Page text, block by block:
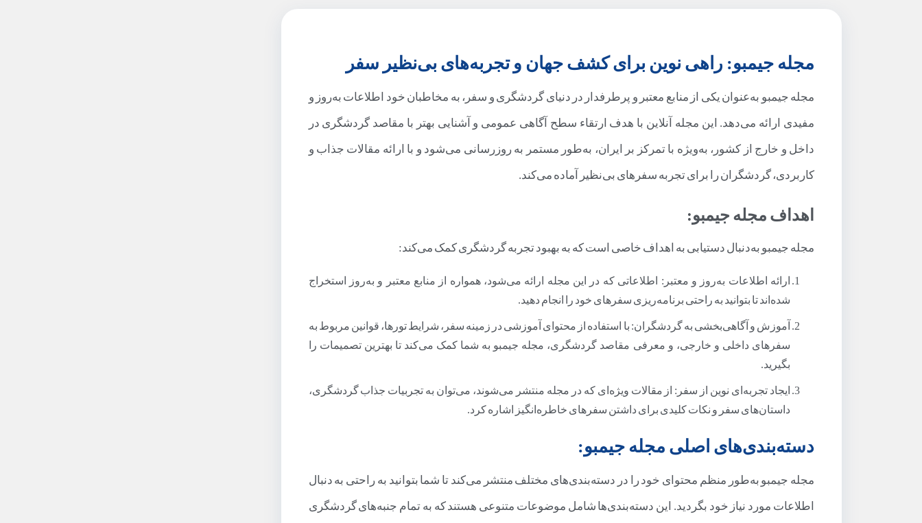
مجله جیمبو: راهی نوین برای کشف جهان و تجربه‌های بی‌نظیر سفر
مجله جیمبو به‌عنوان یکی از منابع معتبر و پرطرفدار در دنیای گردشگری و سفر، به مخاطبان خود اطلاعات به‌روز و
مفیدی ارائه می‌دهد. این مجله آنلاین با هدف ارتقاء سطح آگاهی عمومی و آشنایی بهتر با مقاصد گردشگری در
داخل و خارج از کشور، به‌ویژه با تمرکز بر ایران، به‌طور مستمر به روزرسانی می‌شود و با ارائه مقالات جذاب و
کاربردی، گردشگران را برای تجربه سفرهای بی‌نظیر آماده می‌کند.
اهداف مجله جیمبو:
مجله جیمبو به‌دنبال دستیابی به اهداف خاصی است که به بهبود تجربه گردشگری کمک می‌کند:
ارائه اطلاعات به‌روز و معتبر: اطلاعاتی که در این مجله ارائه می‌شود، همواره از منابع معتبر و به‌روز استخراج
شده‌اند تا بتوانید به راحتی برنامه‌ریزی سفرهای خود را انجام دهید.
آموزش و آگاهی‌بخشی به گردشگران: با استفاده از محتوای آموزشی در زمینه سفر، شرایط تورها، قوانین مربوط به
سفرهای داخلی و خارجی، و معرفی مقاصد گردشگری، مجله جیمبو به شما کمک می‌کند تا بهترین تصمیمات را
بگیرید.
ایجاد تجربه‌ای نوین از سفر: از مقالات ویژه‌ای که در مجله منتشر می‌شوند، می‌توان به تجربیات جذاب گردشگری،
داستان‌های سفر و نکات کلیدی برای داشتن سفرهای خاطره‌انگیز اشاره کرد.
دسته‌بندی‌های اصلی مجله جیمبو:
مجله جیمبو به‌طور منظم محتوای خود را در دسته‌بندی‌های مختلف منتشر می‌کند تا شما بتوانید به راحتی به دنبال
اطلاعات مورد نیاز خود بگردید. این دسته‌بندی‌ها شامل موضوعات متنوعی هستند که به تمام جنبه‌های گردشگری